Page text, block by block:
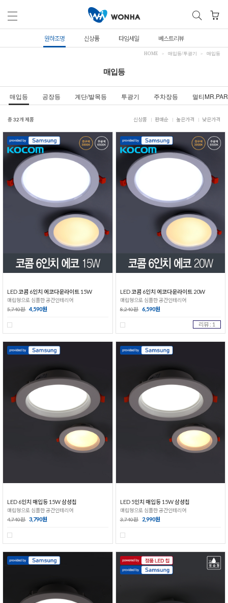
원하조명 신상품 타임세일 베스트리뷰
HOME 매입등/투광기 매입등
매입등
매입등 공장등 계단/발목등 투광기 주차장등 멀티
총32개 제품 신상품 판매순 높은가격 낮은가격
LED 코콤 6인치 에코다운라이트 15W
매립형으로 심플한 공간인테리어
5,740원 4,590원
LED 코콤 6인치 에코다운라이트 20W
매립형으로 심플한 공간인테리어
8,240원 6,590원
리뷰 : 1
LED 6인치 매입등 15W 삼성칩
매립형으로 심플한 공간인테리어
4,740원 3,790원
LED 5인치 매입등 15W 삼성칩
매립형으로 심플한 공간인테리어
3,740원
2,990원